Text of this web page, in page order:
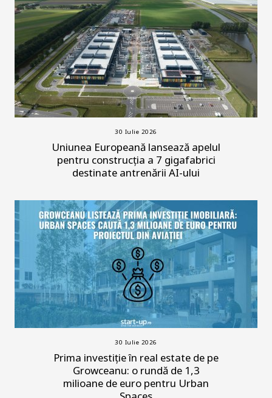
30 Iulie 2026
Uniunea Europeană lansează apelul
pentru construcția a 7 gigafabrici
destinate antrenării AI-ului
30 Iulie 2026
Prima investiție în real estate de pe
Growceanu: o rundă de 1,3
milioane de euro pentru Urban